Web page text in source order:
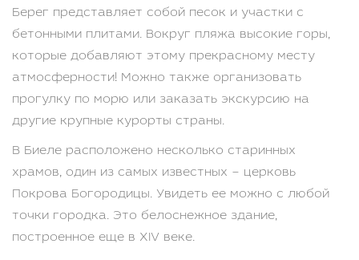
Берег представляет собой песок и участки с
бетонными плитами. Вокруг пляжа высокие горы,
которые добавляют этому прекрасному месту
атмосферности! Можно также организовать
прогулку по морю или заказать экскурсию на
другие крупные курорты страны.
В Биеле расположено несколько старинных
храмов, один из самых известных – церковь
Покрова Богородицы. Увидеть ее можно с любой
точки городка. Это белоснежное здание,
построенное еще в XIV веке.